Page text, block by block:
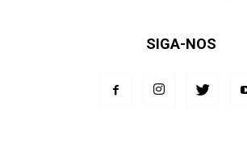
SIGA-NOS